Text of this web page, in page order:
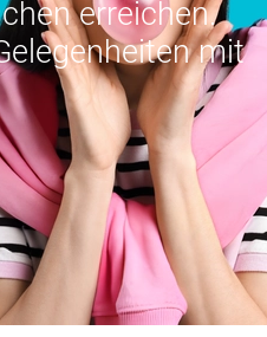
erreichen.
mit